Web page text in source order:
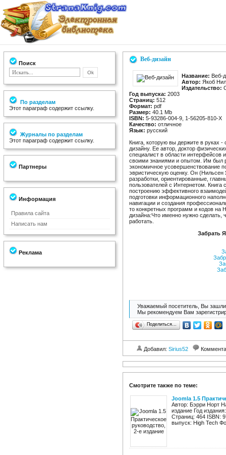
Поиск
По разделам
Этот параграф содержит ссылку.
Журналы по разделам
Этот параграф содержит ссылку.
Партнеры
Информация
Правила сайта
Написать нам
Реклама
Веб-дизайн
Название: Веб-
Автор: Якоб
Издательство:
Год выпуска: 2003
Страниц: 512
Формат: pdf
Размер: 40.1 Mb
ISBN: 5-93286-004-9, 1-56205-810-X
Качество: отличное
Язык: русский
Книга, которую вы держите в руках
дизайну. Ее автор, доктор
специалист в области интерфейсов
своими знаниями и опытом. Им был
экономичное усовершенствование
эвристическую оценку. Он
разработки, ориентированные,
пользователей с Интернетом.
построению эффективного
подготовки информационного
навигации и создания
то конкретных программ и кодов на
дизайна:Что именно нужно сделать,
работать.
Забрать
Уважаемый посетитель, Вы зашли
Мы рекомендуем Вам
Поделиться…
Добавил: Sirius52
Смотрите также по теме:
Joomla 1.5
Автор: Бэрри Норт
издание Год
Страниц: 464 ISBN:
выпуск: High Tech